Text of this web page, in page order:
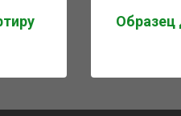
Образец